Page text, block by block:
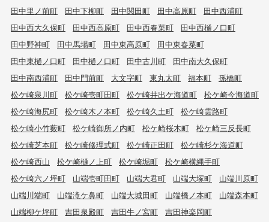
田中里ノ前町
田中下柳町 田中関田町 田中高原町
田中西浦町
田中西大久保町
田中西高原町 田中西春菜町
田中西樋ノ口町
田中野神町
田中馬場町 田中東高原町
田中東春菜町
田中東樋ノ口町
田中樋ノ口町 田中古川町
田中南大久保町
田中南西浦町
田中門前町 大文字町 東丸太町 福本町
孫橋町
松ケ崎泉川町
松ケ崎壱町田町 松ケ崎井出ケ海道町
松ケ崎今海道町
松ケ崎海尻町
松ケ崎木ノ本町 松ケ崎久土町
松ケ崎雲路町
松ケ崎小竹薮町
松ケ崎御所ノ内町 松ケ崎桜木町
松ケ崎三反長町
松ケ崎芝本町
松ケ崎修理式町 松ケ崎正田町
松ケ崎杉ケ海道町
松ケ崎西山
松ケ崎樋ノ上町 松ケ崎堀町
松ケ崎横縄手町
松ケ崎六ノ坪町
山端壱町田町 山端大君町 山端大塚町
山端川原町
山端川端町
山端滝ケ鼻町 山端大城田町 山端橋ノ本町
山端森本町
山端柳ケ坪町
吉田泉殿町 吉田牛ノ宮町
吉田神楽岡町